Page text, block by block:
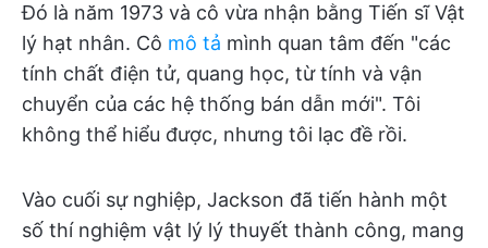
Đó là năm 1973 và cô vừa nhận bằng Tiến sĩ Vật
lý hạt nhân. Cô mô tả mình quan tâm đến "các
tính chất điện tử, quang học, từ tính và vận
chuyển của các hệ thống bán dẫn mới". Tôi
không thể hiểu được, nhưng tôi lạc đề rồi.
Vào cuối sự nghiệp, Jackson đã tiến hành một
số thí nghiệm vật lý lý thuyết thành công, mang